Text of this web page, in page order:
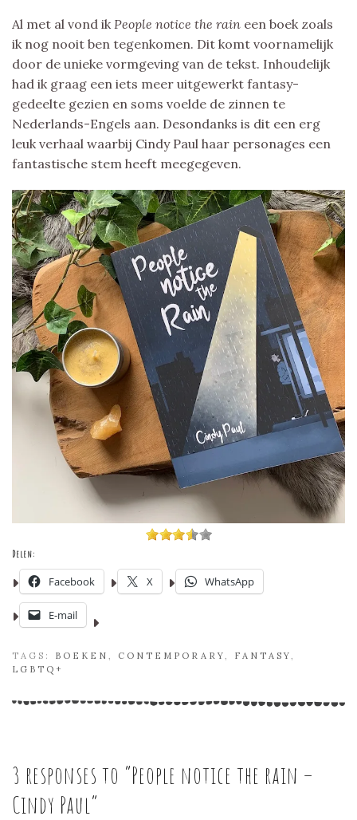
Al met al vond ik People notice the rain een boek zoals
ik nog nooit ben tegenkomen. Dit komt voornamelijk
door de unieke vormgeving van de tekst. Inhoudelijk
had ik graag een iets meer uitgewerkt fantasy-
gedeelte gezien en soms voelde de zinnen te
Nederlands-Engels aan. Desondanks is dit een erg
leuk verhaal waarbij Cindy Paul haar personages een
fantastische stem heeft meegegeven.
Delen:
Facebook X WhatsApp
E-mail
TAGS: BOEKEN CONTEMPORARY FANTASY
LGBTQ+
3 responses to “People notice the rain –
Cindy Paul”